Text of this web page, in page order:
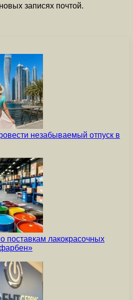
записях почтой.
незабываемый отпуск в
поставкам лакокрасочных